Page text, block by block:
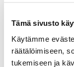
Tämä sivusto
Käytämme
räätälöimiseen,
tukemiseen ja